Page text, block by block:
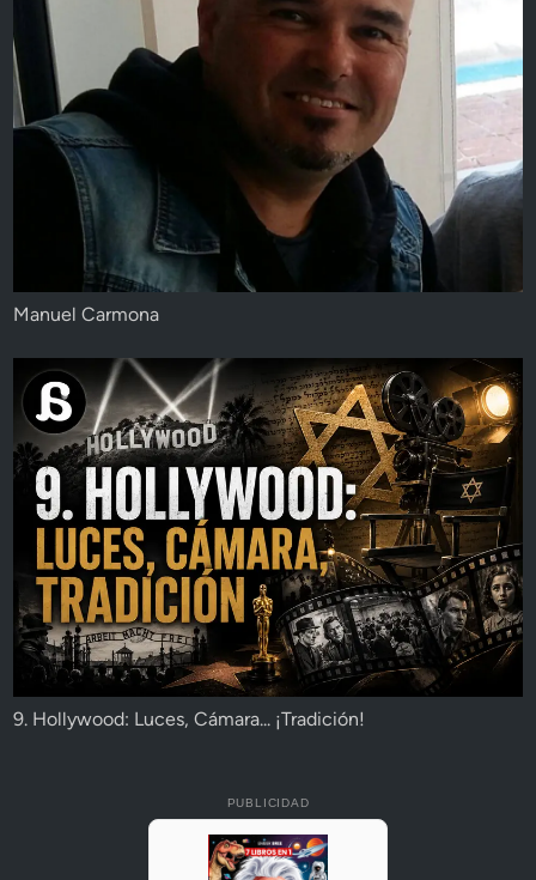
Manuel Carmona
9. Hollywood: Luces, Cámara... ¡Tradición!
PUBLICIDAD